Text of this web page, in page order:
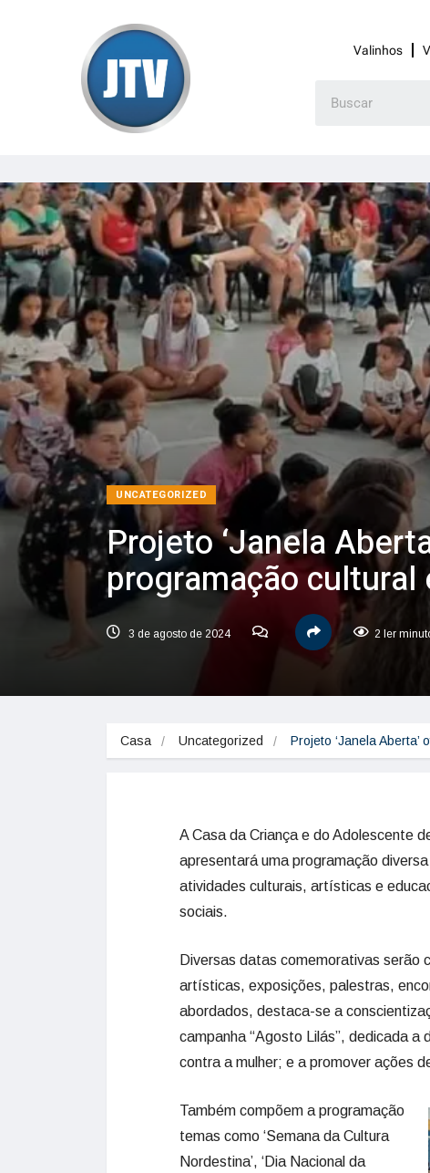
Valinhos
UNCATEGORIZED
Projeto ‘Janela
programação
3 de agosto de 2024 2 ler
Casa Uncategorized Projeto ‘Janela
A Casa da Criança e do Adolescente
apresentará uma programação
atividades culturais, artísticas e
sociais.
Diversas datas comemorativas serão
artísticas, exposições, palestras,
abordados, destaca-se a
campanha “Agosto Lilás”, dedicada a
contra a mulher; e a promover ações
Também compõem a programação
temas como ‘Semana da Cultura
Nordestina’, ‘Dia Nacional da